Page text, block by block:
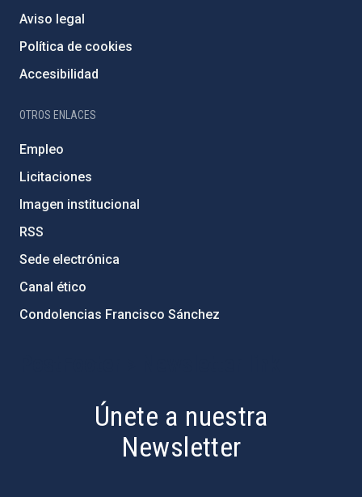
Aviso legal
Política de cookies
Accesibilidad
OTROS ENLACES
Empleo
Licitaciones
Imagen institucional
RSS
Sede electrónica
Canal ético
Condolencias Francisco Sánchez
Únete a nuestra
Newsletter